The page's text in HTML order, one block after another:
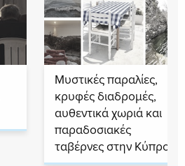
Μυστικές παραλίες,
κρυφές διαδρομές,
αυθεντικά χωριά και
παραδοσιακές
ταβέρνες στην Κύπρο